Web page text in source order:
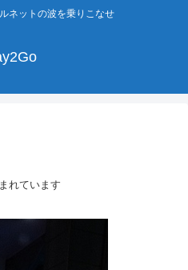
ネットの波を乗りこなせ
れています